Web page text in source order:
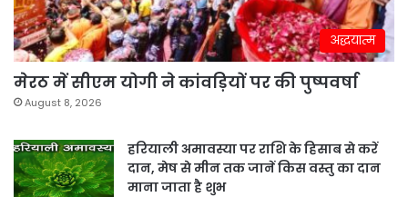
अद्धयात्म
मेरठ में सीएम योगी ने कांवड़ियों पर की पुष्पवर्षा
August 8, 2026
हरियाली अमावस्या पर राशि के हिसाब से करें
दान, मेष से मीन तक जानें किस वस्तु का दान
माना जाता है शुभ